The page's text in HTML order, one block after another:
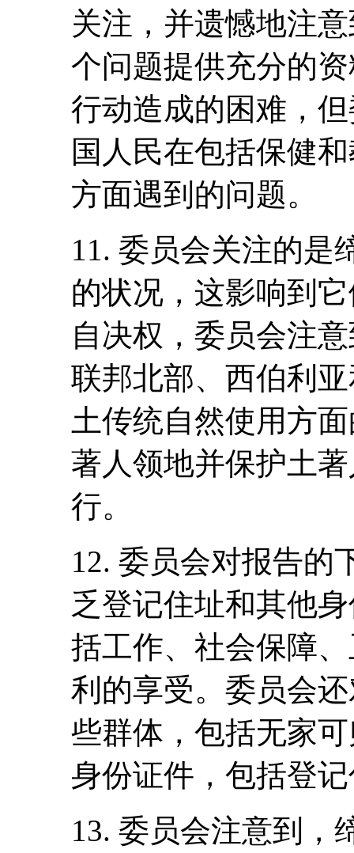
关注，并遗憾地注
个问题提供充分的
行动造成的困难，
国人民在包括保健
方面遇到的问题。
11. 委员会关注的是
的状况，这影响到
自决权，委员会注
联邦北部、西伯利
土传统自然使用方
著人领地并保护土
行。
12. 委员会对报告的
乏登记住址和其他
括工作、社会保障
利的享受。委员会
些群体，包括无家
身份证件，包括登
13. 委员会注意到，